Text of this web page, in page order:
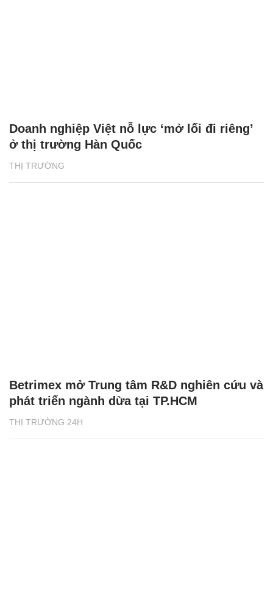
THỊ TRƯỜNG
Doanh nghiệp Việt nỗ lực ‘mở lối đi riêng’
ở thị trường Hàn Quốc
THỊ TRƯỜNG 24H
Betrimex mở Trung tâm R&D nghiên cứu và
phát triển ngành dừa tại TP.HCM